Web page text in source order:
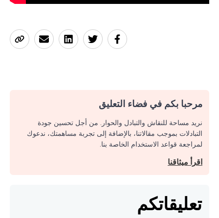
مرحبا بكم في فضاء التعليق
نريد مساحة للنقاش والتبادل والحوار. من أجل تحسين جودة
التبادلات بموجب مقالاتنا، بالإضافة إلى تجربة مساهمتك، ندعوك
لمراجعة قواعد الاستخدام الخاصة بنا.
اقرأ ميثاقنا
تعليقاتكم